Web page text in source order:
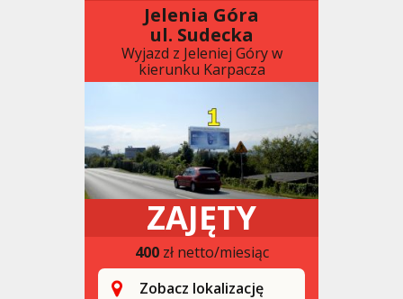
Jelenia Góra
ul. Sudecka
Wyjazd z Jeleniej Góry w
kierunku Karpacza
ZAJĘTY
400zł netto/miesiąc
Zobacz lokalizację